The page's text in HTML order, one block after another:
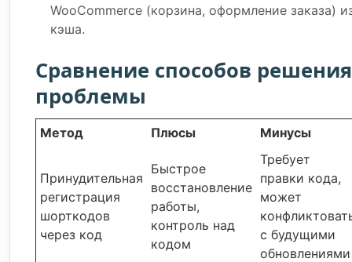
WooCommerce (корзина, оформление заказа)
кэша.
Сравнение способов решения
проблемы
Метод Плюсы Минусы
Принудительная
регистрация
шорткодов
через код
Быстрое
восстановление
работы,
контроль над
кодом
Требует
правки кода,
может
с будущими
обновлениями